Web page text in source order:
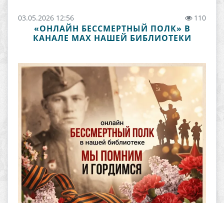
03.05.2026 12:56 110
«ОНЛАЙН БЕССМЕРТНЫЙ ПОЛК» В
КАНАЛЕ МАХ НАШЕЙ БИБЛИОТЕКИ